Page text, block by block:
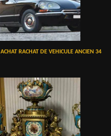
ACHAT RACHAT DE VEHICULE ANCIEN 34